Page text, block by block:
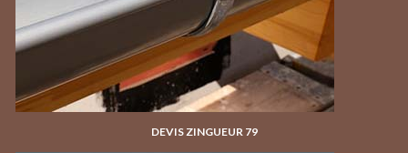
DEVIS ZINGUEUR 79